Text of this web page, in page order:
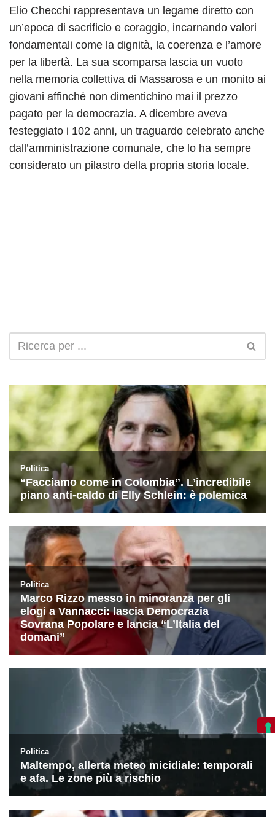
Elio Checchi rappresentava un legame diretto con
un’epoca di sacrificio e coraggio, incarnando valori
fondamentali come la dignità, la coerenza e l’amore
per la libertà. La sua scomparsa lascia un vuoto
nella memoria collettiva di Massarosa e un monito ai
giovani affinché non dimentichino mai il prezzo
pagato per la democrazia. A dicembre aveva
festeggiato i 102 anni, un traguardo celebrato anche
dall’amministrazione comunale, che lo ha sempre
considerato un pilastro della propria storia locale.